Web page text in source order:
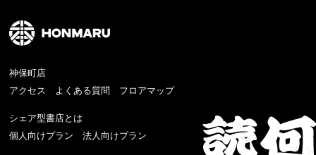
神保町店
アクセス
よくある質問 フロアマップ
シェア型書店とは
個人向けプラン
法人向けプラン